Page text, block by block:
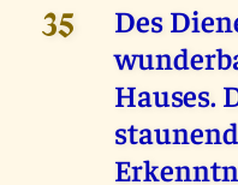
35
Des
Hauses.